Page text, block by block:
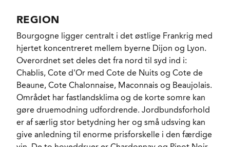
arbejdes der uden fremmede gærstammer og
malolaktiske gæring. Afhængig af årgangens
beskaffenhed forenes vine fra fadene med vinen i
tanken til den endelige cuvée efter 7 til 10 måneder
og derpå følger yderligere måneder sur Lie frem
mod en skånsom tangentiel (keramisk) filtrering og
aftapningen på flaske i foråret 2024.
En meget intens næsten magtfuld Chablis, som,
uden det på nogen måde fornemmes som faneflugt,
REGION
Bourgogne ligger centralt i det østlige Frankrig med
hjertet koncentreret mellem byerne Dijon og Lyon.
Overordnet set deles det fra nord til syd ind i:
Chablis, Cote d'Or med Cote de Nuits og Cote de
Beaune, Cote Chalonnaise, Maconnais og Beaujolais.
Området har fastlandsklima og de korte somre kan
gøre druemodning udfordrende. Jordbundsforhold
er af særlig stor betydning her og små udsving kan
give anledning til enorme prisforskelle i den færdige